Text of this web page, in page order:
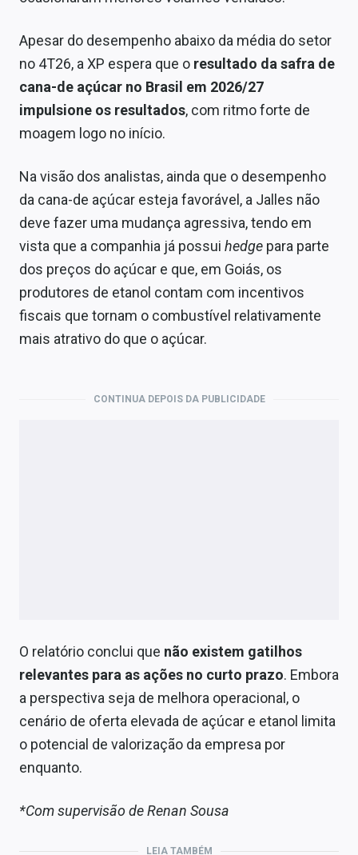
Apesar do desempenho abaixo da média do setor
no 4T26, a XP espera que o resultado da safra de
cana-de açúcar no Brasil em 2026/27
impulsione os resultados, com ritmo forte de
moagem logo no início.
Na visão dos analistas, ainda que o desempenho
da cana-de açúcar esteja favorável, a Jalles não
deve fazer uma mudança agressiva, tendo em
vista que a companhia já possui hedge para parte
dos preços do açúcar e que, em Goiás, os
produtores de etanol contam com incentivos
fiscais que tornam o combustível relativamente
mais atrativo do que o açúcar.
CONTINUA DEPOIS DA PUBLICIDADE
O relatório conclui que não existem gatilhos
relevantes para as ações no curto prazo. Embora
a perspectiva seja de melhora operacional, o
cenário de oferta elevada de açúcar e etanol limita
o potencial de valorização da empresa por
enquanto.
*Com supervisão de Renan Sousa
LEIA TAMBÉM